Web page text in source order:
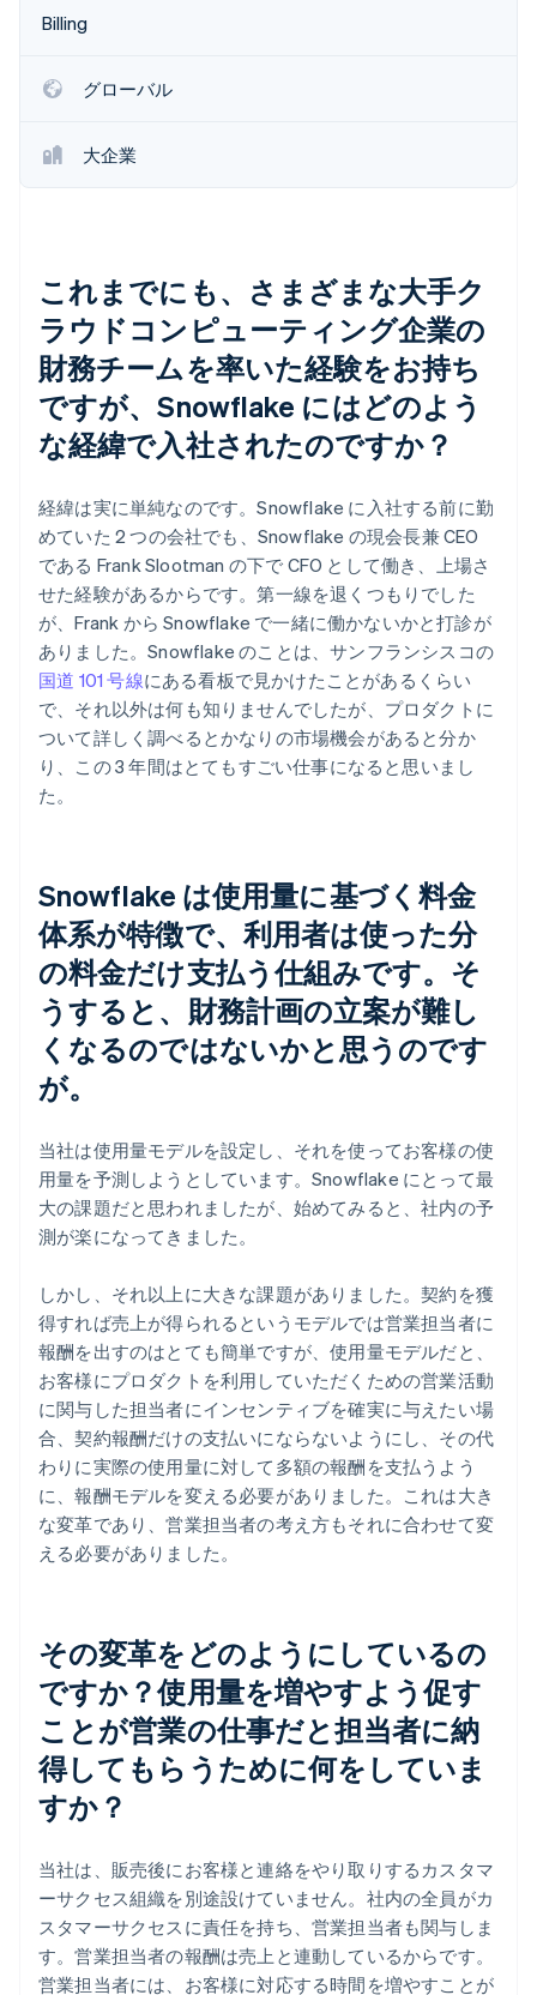
Stripe Sessions 2026
ご覧ください。
こちらをご覧ください
Billing
グローバル
大企業
これまでにも、さまざまな大手ク
ラウドコンピューティング企業の
財務チームを率いた経験をお持ち
ですが、Snowflake にはどのよう
な経緯で入社されたのですか？
経緯は実に単純なのです。Snowflake に入社する前に勤
めていた 2 つの会社でも、Snowflake の現会長兼 CEO
である Frank Slootman の下で CFO として働き、上場さ
せた経験があるからです。第一線を退くつもりでした
が、Frank から Snowflake で一緒に働かないかと打診が
ありました。Snowflake のことは、サンフランシスコの
国道 101 号線にある看板で見かけたことがあるくらい
で、それ以外は何も知りませんでしたが、プロダクトに
ついて詳しく調べるとかなりの市場機会があると分か
り、この 3 年間はとてもすごい仕事になると思いまし
た。
Snowflake は使用量に基づく料金
体系が特徴で、利用者は使った分
の料金だけ支払う仕組みです。そ
うすると、財務計画の立案が難し
くなるのではないかと思うのです
が。
当社は使用量モデルを設定し、それを使ってお客様の使
用量を予測しようとしています。Snowflake にとって最
大の課題だと思われましたが、始めてみると、社内の予
測が楽になってきました。
しかし、それ以上に大きな課題がありました。契約を獲
得すれば売上が得られるというモデルでは営業担当者に
報酬を出すのはとても簡単ですが、使用量モデルだと、
お客様にプロダクトを利用していただくための営業活動
に関与した担当者にインセンティブを確実に与えたい場
合、契約報酬だけの支払いにならないようにし、その代
わりに実際の使用量に対して多額の報酬を支払うよう
に、報酬モデルを変える必要がありました。これは大き
な変革であり、営業担当者の考え方もそれに合わせて変
える必要がありました。
その変革をどのようにしているの
ですか？使用量を増やすよう促す
ことが営業の仕事だと担当者に納
得してもらうために何をしていま
すか？
当社は、販売後にお客様と連絡をやり取りするカスタマ
ーサクセス組織を別途設けていません。社内の全員がカ
スタマーサクセスに責任を持ち、営業担当者も関与しま
す。営業担当者の報酬は売上と連動しているからです。
営業担当者には、お客様に対応する時間を増やすことが